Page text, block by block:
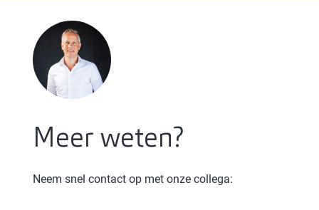
Meer weten?
Neem snel contact op met onze collega: